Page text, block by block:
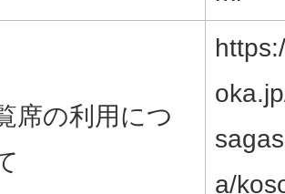
席の利用につ
a/